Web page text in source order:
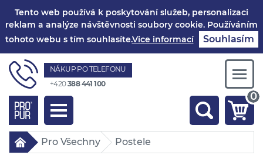
Tento web používá k poskytování služeb, personalizaci
reklam a analýze návštěvnosti soubory cookie. Používáním
tohoto webu s tím souhlasíte.Vice informací Souhlasím
NÁKUP PO TELEFONU
+420388 441 100
Toggle
navigation
0
Pro Všechny Postele